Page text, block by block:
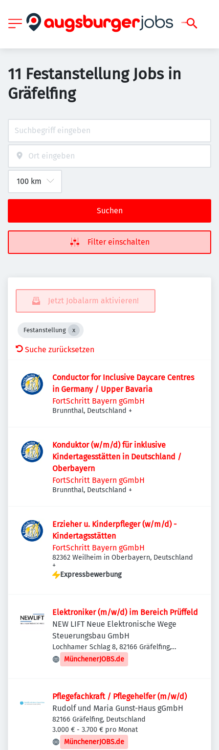
11 Festanstellung Jobs in
Gräfelfing
Suchen
Filter einschalten
Jetzt Jobalarm aktivieren!
Festanstellung
Suche zurücksetzen
Conductor for Inclusive Daycare Centres
in Germany / Upper Bavaria
FortSchritt Bayern gGmbH
Brunnthal, Deutschland +
Konduktor (w/m/d) für inklusive
Kindertagesstätten in Deutschland /
Oberbayern
FortSchritt Bayern gGmbH
Brunnthal, Deutschland +
Erzieher u. Kinderpfleger (w/m/d) -
Kindertagsstätten
FortSchritt Bayern gGmbH
82362 Weilheim in Oberbayern, Deutschland
+
Expressbewerbung
Elektroniker (m/w/d) im Bereich Prüffeld
NEW LIFT Neue Elektronische Wege
Steuerungsbau GmbH
Lochhamer Schlag 8, 82166 Gräfelfing,
Deutschland
MünchenerJOBS.de
Pflegefachkraft / Pflegehelfer (m/w/d)
Rudolf und Maria Gunst-Haus gGmbH
82166 Gräfelfing, Deutschland
3.000 € - 3.700 € pro Monat
MünchenerJOBS.de